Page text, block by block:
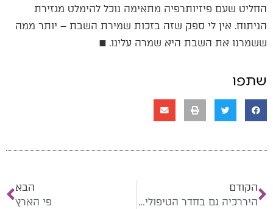
החליט שעם פיזיותרפיה מתאימה נוכל להימלט מגזירת
הניתוח. אין לי ספק שזה בזכות שמירת השבת – יותר ממה
ששמרנו את השבת היא שמרה עלינו. ■
שתפו
הקודם
היררכיה גם בחדר הטיפולים?
הבא
פי הארץ